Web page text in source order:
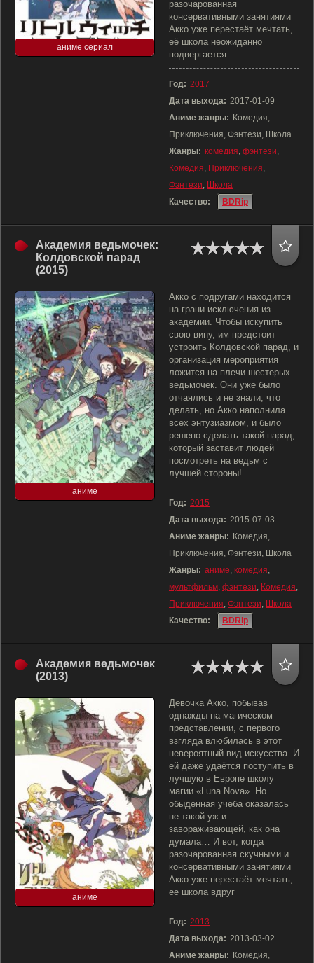
аниме сериал
разочарованная
консервативными занятиями
Акко уже перестаёт мечтать,
её школа неожиданно
подвергается
Год: 2017
Дата выхода: 2017-01-09
Аниме жанры: Комедия,
Приключения, Фэнтези, Школа
Жанры: комедия, фэнтези,
Комедия, Приключения,
Фэнтези, Школа
Качество:
BDRip
Академия ведьмочек:
Колдовской парад
(2015)
аниме
Акко с подругами находится
на грани исключения из
академии. Чтобы искупить
свою вину, им предстоит
устроить Колдовской парад, и
организация мероприятия
ложится на плечи шестерых
ведьмочек. Они уже было
отчаялись и не знали, что
делать, но Акко наполнила
всех энтузиазмом, и было
решено сделать такой парад,
который заставит людей
посмотреть на ведьм с
лучшей стороны!
Год: 2015
Дата выхода: 2015-07-03
Аниме жанры: Комедия,
Приключения, Фэнтези, Школа
Жанры: аниме, комедия,
мультфильм, фэнтези, Комедия,
Приключения, Фэнтези, Школа
Качество:
BDRip
Академия ведьмочек
(2013)
аниме
Девочка Акко, побывав
однажды на магическом
представлении, с первого
взгляда влюбилась в этот
невероятный вид искусства. И
ей даже удаётся поступить в
лучшую в Европе школу
магии «Luna Nova». Но
обыденная учеба оказалась
не такой уж и
завораживающей, как она
думала… И вот, когда
разочарованная скучными и
консервативными занятиями
Акко уже перестаёт мечтать,
ее школа вдруг
Год: 2013
Дата выхода: 2013-03-02
Аниме жанры: Комедия,